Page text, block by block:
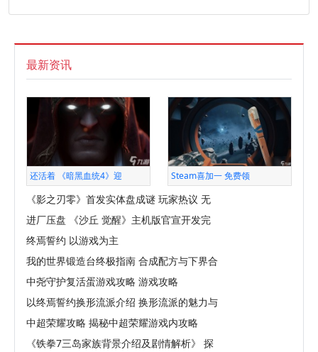
最新资讯
还活着 《暗黑血统4》迎 Steam喜加一 免费领
《影之刃零》首发实体盘成谜 玩家热议 无
进厂压盘 《沙丘 觉醒》主机版官宣开发完
终焉誓约 以游戏为主
我的世界锻造台终极指南 合成配方与下界合
中尧守护复活蛋游戏攻略 游戏攻略
以终焉誓约换形流派介绍 换形流派的魅力与
中超荣耀攻略 揭秘中超荣耀游戏内攻略
《铁拳7三岛家族背景介绍及剧情解析》 探